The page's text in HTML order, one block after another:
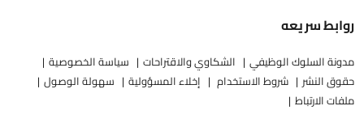
روابط سريعه
مدونة السلوك الوظيفي الشكاوي والاقتراحات
سياسة الخصوصية
حقوق النشر
شروط الاستخدام إخلاء المسؤولية
سهولة الوصول
ملفات الارتباط